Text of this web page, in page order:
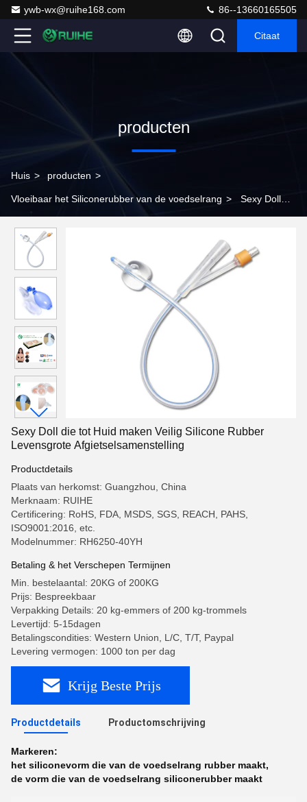
ywb-wx@ruihe168.com 86--13660165505
Citaat
producten
Huis > producten >
Vloeibaar het Siliconerubber van de voedselrang > Sexy Doll
Afgietselsamenstelling
Sexy Doll die tot Huid maken Veilig Silicone Rubber
Levensgrote Afgietselsamenstelling
Productdetails
Plaats van herkomst: Guangzhou, China
Merknaam: RUIHE
Certificering: RoHS, FDA, MSDS, SGS, REACH, PAHS,
ISO9001:2016, etc.
Modelnummer: RH6250-40YH
Betaling & het Verschepen Termijnen
Min. bestelaantal: 20KG of 200KG
Prijs: Bespreekbaar
Verpakking Details: 20 kg-emmers of 200 kg-trommels
Levertijd: 5-15dagen
Betalingscondities: Western Union, L/C, T/T, Paypal
Levering vermogen: 1000 ton per dag
Krijg Beste Prijs
Productdetails Productomschrijving
Markeren:
het siliconevorm die van de voedselrang rubber maakt,
de vorm die van de voedselrang siliconerubber maakt